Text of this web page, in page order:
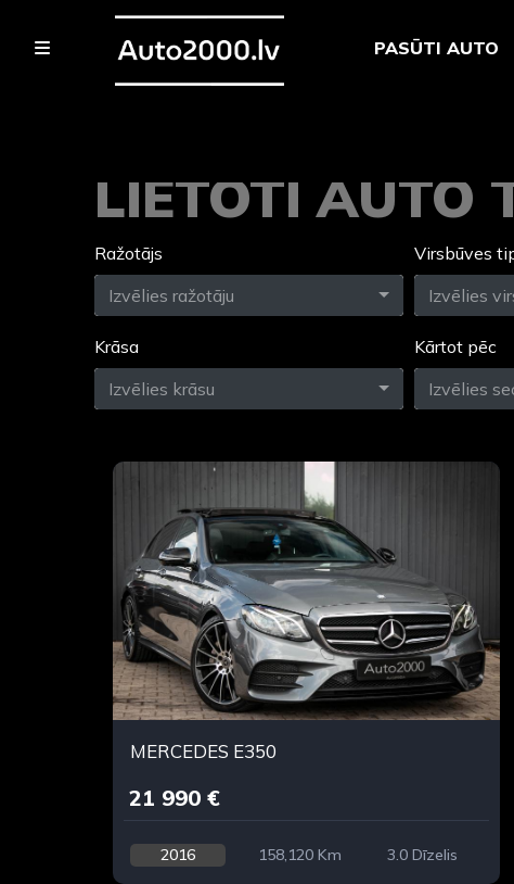
PASŪTI AUTO
LIETOTI AUTO
Ražotājs
Izvēlies ražotāju
Virsbūves
Izvēlies
Krāsa
Izvēlies krāsu
Kārtot pēc
Izvēlies
MERCEDES E350
21 990 €
2016 158,120 Km 3.0 Dīzelis